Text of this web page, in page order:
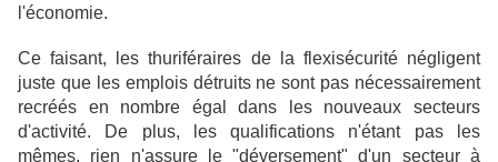
l'économie.
Ce faisant, les thuriféraires de la flexisécurité négligent
juste que les emplois détruits ne sont pas nécessairement
recréés en nombre égal dans les nouveaux secteurs
d'activité. De plus, les qualifications n'étant pas les
mêmes, rien n'assure le "déversement" d'un secteur à